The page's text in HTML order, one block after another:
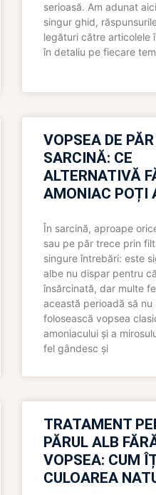
serioasă. Am adunat
singur ghid,
legături către articolele
în detaliu pe fiecare
VOPSEA DE
SARCINĂ: CE
ALTERNATIVĂ
AMONIAC POȚI
În sarcină, aproape
sau pe păr trece prin
singure întrebări: este
albe nu dispar pentru
însărcinată, dar multe
această perioadă să nu
folosească vopsea
amoniacului și a
fel gândesc și
TRATAMENT
PĂRUL ALB
VOPSEA: CUM
CULOAREA